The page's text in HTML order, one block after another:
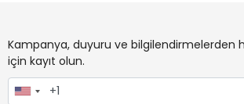
Kampanya, duyuru ve bilgilendirmelerden
için kayıt olun.